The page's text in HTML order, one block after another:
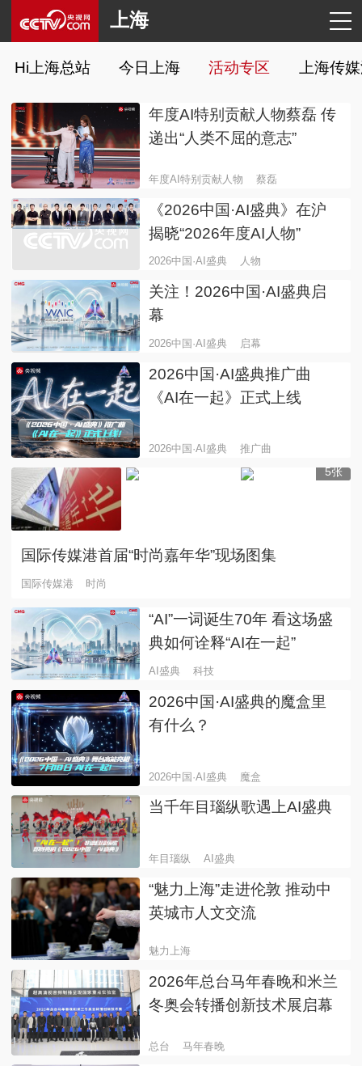
上海
Hi上海总站 今日上海 活动专区 上海传
年度AI特别贡献人物蔡磊 传
递出“人类不屈的意志”
年度AI特别贡献人物 蔡磊
《2026中国·AI盛典》在沪
揭晓“2026年度AI人物”
2026中国·AI盛典 人物
关注！2026中国·AI盛典启
幕
2026中国·AI盛典 启幕
2026中国·AI盛典推广曲
《AI在一起》正式上线
2026中国·AI盛典 推广曲
5张
国际传媒港首届“时尚嘉年华”现场图集
国际传媒港 时尚
“AI”一词诞生70年 看这场盛
典如何诠释“AI在一起”
AI盛典 科技
2026中国·AI盛典的魔盒里
有什么？
2026中国·AI盛典 魔盒
当千年目瑙纵歌遇上AI盛典
年目瑙纵 AI盛典
“魅力上海”走进伦敦 推动中
英城市人文交流
魅力上海
2026年总台马年春晚和米兰
冬奥会转播创新技术展启幕
总台 马年春晚